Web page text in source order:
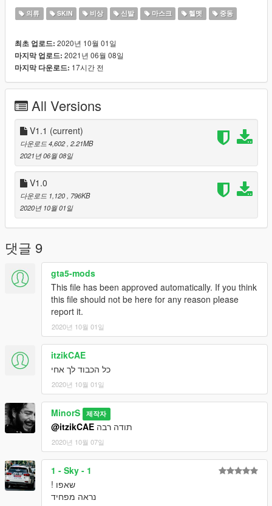
1. https://www.lcpdfr.com/downloads/gta5mods/scripts/13245-
eup-menu/ (EUP MENU)
emergency-uniforms-pack-law-order/ (REQUIRED FOR THE
EUP MENU TO WORK/חובה להוריד בכדי להשתמש בתפריט ה-
EUP).
3. https://openiv.com/ (THE TOOL YOU NEED FOR THE
의류 SKIN 비상 신발 마스크 헬멧 중동
최초 업로드: 2020년 10월 01일
마지막 업로드: 2021년 06월 08일
마지막 다운로드: 17시간 전
All Versions
V1.1 (current)
다운로드 4,602, 2.21MB
2021년 06월 08일
V1.0
다운로드 1,120, 796KB
2020년 10월 01일
댓글 9
gta5-mods
This file has been approved automatically. If you think
this file should not be here for any reason please
report it.
2020년 10월 01일
itzikCAE
כל הכבוד לך אחי
2020년 10월 01일
MinorS 제작자
@itzikCAE תודה רבה
2020년 10월 07일
1 - Sky - 1
שאפו !
נראה מפחיד